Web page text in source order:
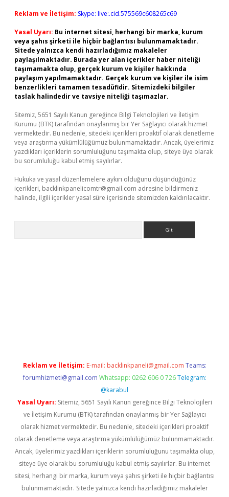
Reklam ve İletişim: Skype: live:.cid.575569c608265c69
Yasal Uyarı: Bu internet sitesi, herhangi bir marka, kurum
veya şahıs şirketi ile hiçbir bağlantısı bulunmamaktadır.
Sitede yalnızca kendi hazırladığımız makaleler
paylaşılmaktadır. Burada yer alan içerikler haber niteliği
taşımamakta olup, gerçek kurum ve kişiler hakkında
paylaşım yapılmamaktadır. Gerçek kurum ve kişiler ile isim
benzerlikleri tamamen tesadüfidir. Sitemizdeki bilgiler
taslak halindedir ve tavsiye niteliği taşımazlar.
Sitemiz, 5651 Sayılı Kanun gereğince Bilgi Teknolojileri ve İletişim
Kurumu (BTK) tarafından onaylanmış bir Yer Sağlayıcı olarak hizmet
vermektedir. Bu nedenle, sitedeki içerikleri proaktif olarak denetleme
veya araştırma yükümlülüğümüz bulunmamaktadır. Ancak, üyelerimiz
yazdıkları içeriklerin sorumluluğunu taşımakta olup, siteye üye olarak
bu sorumluluğu kabul etmiş sayılırlar.
Hukuka ve yasal düzenlemelere aykırı olduğunu düşündüğünüz
içerikleri, backlinkpanelicomtr@gmail.com adresine bildirmeniz
halinde, ilgili içerikler yasal süre içerisinde sitemizden kaldırılacaktır.
Reklam ve İletişim: E-mail: backlinkpaneli@gmail.com Teams:
forumhizmeti@gmail.com Whatsapp: 0262 606 0 726 Telegram:
@karabul
Yasal Uyarı: Sitemiz, 5651 Sayılı Kanun gereğince Bilgi Teknolojileri
ve İletişim Kurumu (BTK) tarafından onaylanmış bir Yer Sağlayıcı
olarak hizmet vermektedir. Bu nedenle, sitedeki içerikleri proaktif
olarak denetleme veya araştırma yükümlülüğümüz bulunmamaktadır.
Ancak, üyelerimiz yazdıkları içeriklerin sorumluluğunu taşımakta olup,
siteye üye olarak bu sorumluluğu kabul etmiş sayılırlar. Bu internet
sitesi, herhangi bir marka, kurum veya şahıs şirketi ile hiçbir bağlantısı
bulunmamaktadır. Sitede yalnızca kendi hazırladığımız makaleler